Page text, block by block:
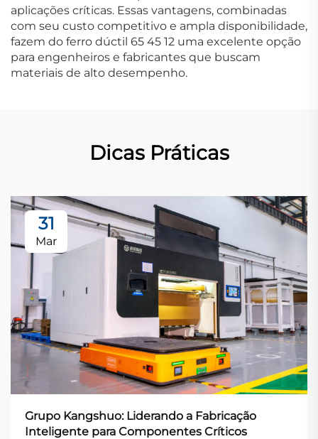
aplicações críticas. Essas vantagens, combinadas
com seu custo competitivo e ampla disponibilidade,
fazem do ferro dúctil 65 45 12 uma excelente opção
para engenheiros e fabricantes que buscam
materiais de alto desempenho.
Dicas Práticas
31
Mar
Grupo Kangshuo: Liderando a Fabricação
Inteligente para Componentes Críticos